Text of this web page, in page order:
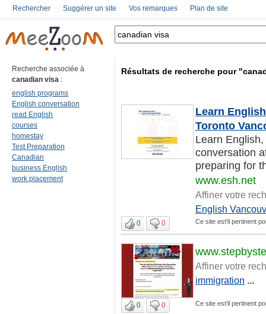
Rechercher Suggérer un site Vos remarques Plan de site
Recherche associée à
canadian visa :
english programs
English conversation
read English
courses
homestay
Test Preparation
Canadian
business English
work placement
Résultats de recherche pour
Learn
Toronto
Learn
conversation
preparing for
www.esh.net
Affiner votre
English
0 0 Ce site est'il pertinent
Affiner votre
immigration ...
0 0 Ce site est'il pertinent